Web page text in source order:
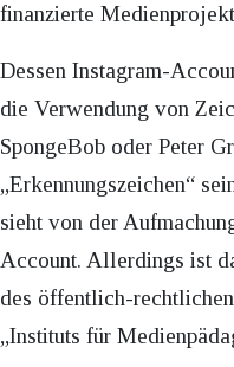
finanzierte
Dessen Instagram-
die Verwendung von
SpongeBob oder Peter
„Erkennungszeichen“
sieht von der
Account. Allerdings ist
des öffentlich-
„Instituts für